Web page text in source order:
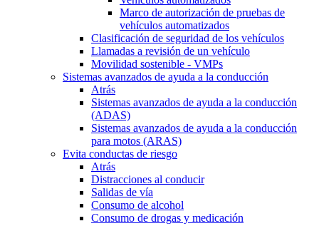
Marco de autorización de pruebas de
vehículos automatizados
Clasificación de seguridad de los vehículos
Llamadas a revisión de un vehículo
Movilidad sostenible - VMPs
Sistemas avanzados de ayuda a la conducción
Atrás
Sistemas avanzados de ayuda a la conducción
(ADAS)
Sistemas avanzados de ayuda a la conducción
para motos (ARAS)
Evita conductas de riesgo
Atrás
Distracciones al conducir
Salidas de vía
Consumo de alcohol
Consumo de drogas y medicación